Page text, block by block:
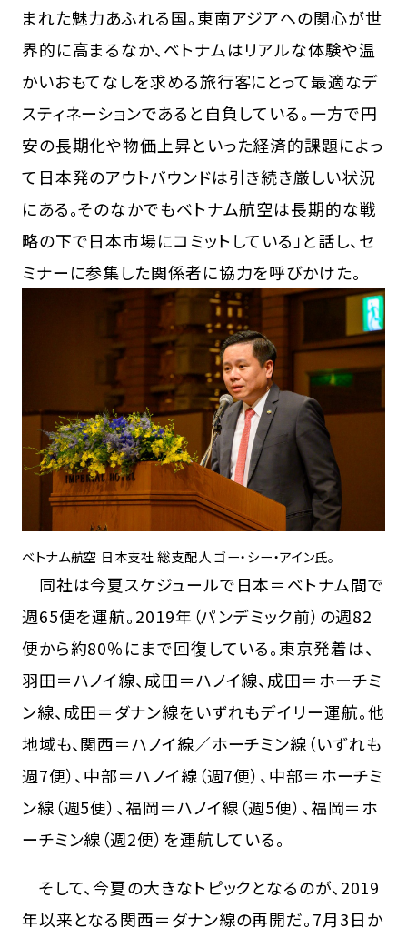
まれた魅力あふれる国。東南アジアへの関心が世
界的に高まるなか、ベトナムはリアルな体験や温
かいおもてなしを求める旅行客にとって最適なデ
スティネーションであると自負している。一方で円
安の長期化や物価上昇といった経済的課題によっ
て日本発のアウトバウンドは引き続き厳しい状況
にある。そのなかでもベトナム航空は長期的な戦
略の下で日本市場にコミットしている」と話し、セ
ミナーに参集した関係者に協力を呼びかけた。
ベトナム航空 日本支社 総支配人 ゴー・シー・アイン氏。
同社は今夏スケジュールで日本＝ベトナム間で
週65便を運航。2019年（パンデミック前）の週82
便から約80％にまで回復している。東京発着は、
羽田＝ハノイ線、成田＝ハノイ線、成田＝ホーチミ
ン線、成田＝ダナン線をいずれもデイリー運航。他
地域も、関西＝ハノイ線／ホーチミン線（いずれも
週7便）、中部＝ハノイ線（週7便）、中部＝ホーチミ
ン線（週5便）、福岡＝ハノイ線（週5便）、福岡＝ホ
ーチミン線（週2便）を運航している。
そして、今夏の大きなトピックとなるのが、2019
年以来となる関西＝ダナン線の再開だ。7月3日か